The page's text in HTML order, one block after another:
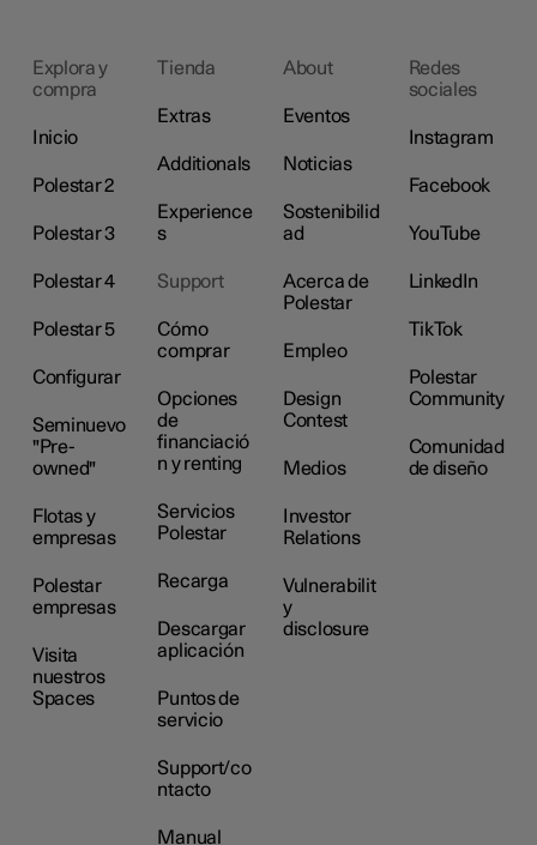
Explora y
compra
Inicio
Polestar 2
Polestar 3
Polestar 4
Polestar 5
Configurar
Seminuevo
"Pre-
owned"
Flotas y
empresas
Polestar
empresas
Visita
nuestros
Spaces
Tienda
Extras
Additionals
Experience
s
Support
Cómo
comprar
Opciones
de
financiació
n y renting
Servicios
Polestar
Recarga
Descargar
aplicación
Puntos de
servicio
Support/co
ntacto
Manual
About
Eventos
Noticias
Sostenibilid
ad
Acerca de
Polestar
Empleo
Design
Contest
Medios
Investor
Relations
Vulnerabilit
y
disclosure
Redes
sociales
Instagram
Facebook
YouTube
LinkedIn
TikTok
Polestar
Community
Comunidad
de diseño